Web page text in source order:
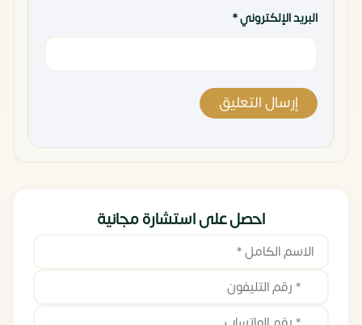
البريد الإلكتروني*
احصل على استشارة مجانية